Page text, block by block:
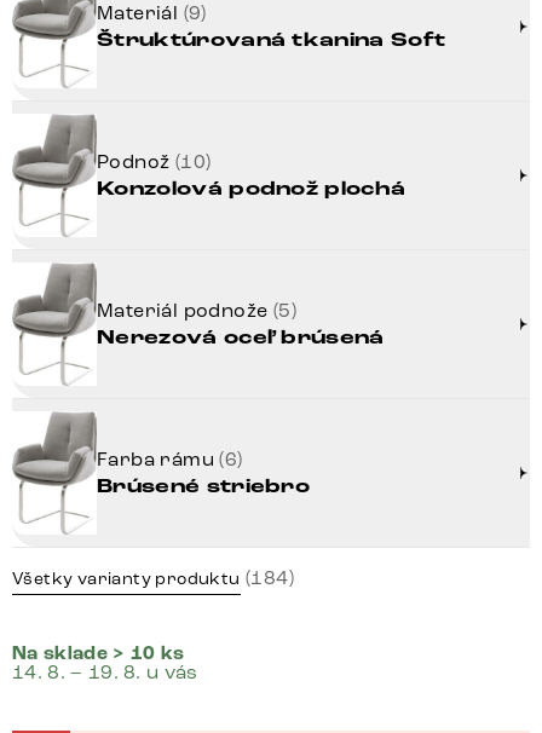
Materiál (9)
Štruktúrovaná tkanina Soft
Podnož (10)
Konzolová podnož plochá
Materiál podnože (5)
Nerezová oceľ brúsená
Farba rámu(6)
Brúsené striebro
Všetky varianty produktu (184)
Na sklade > 10 ks
14. 8. – 19. 8. u vás